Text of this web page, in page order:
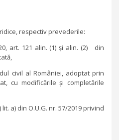
respectiv prevederile:
art. 121 alin. (1) și alin. (2) din
civil al României, adoptat prin
cu modificările și completările
a) din O.U.G. nr. 57/2019 privind